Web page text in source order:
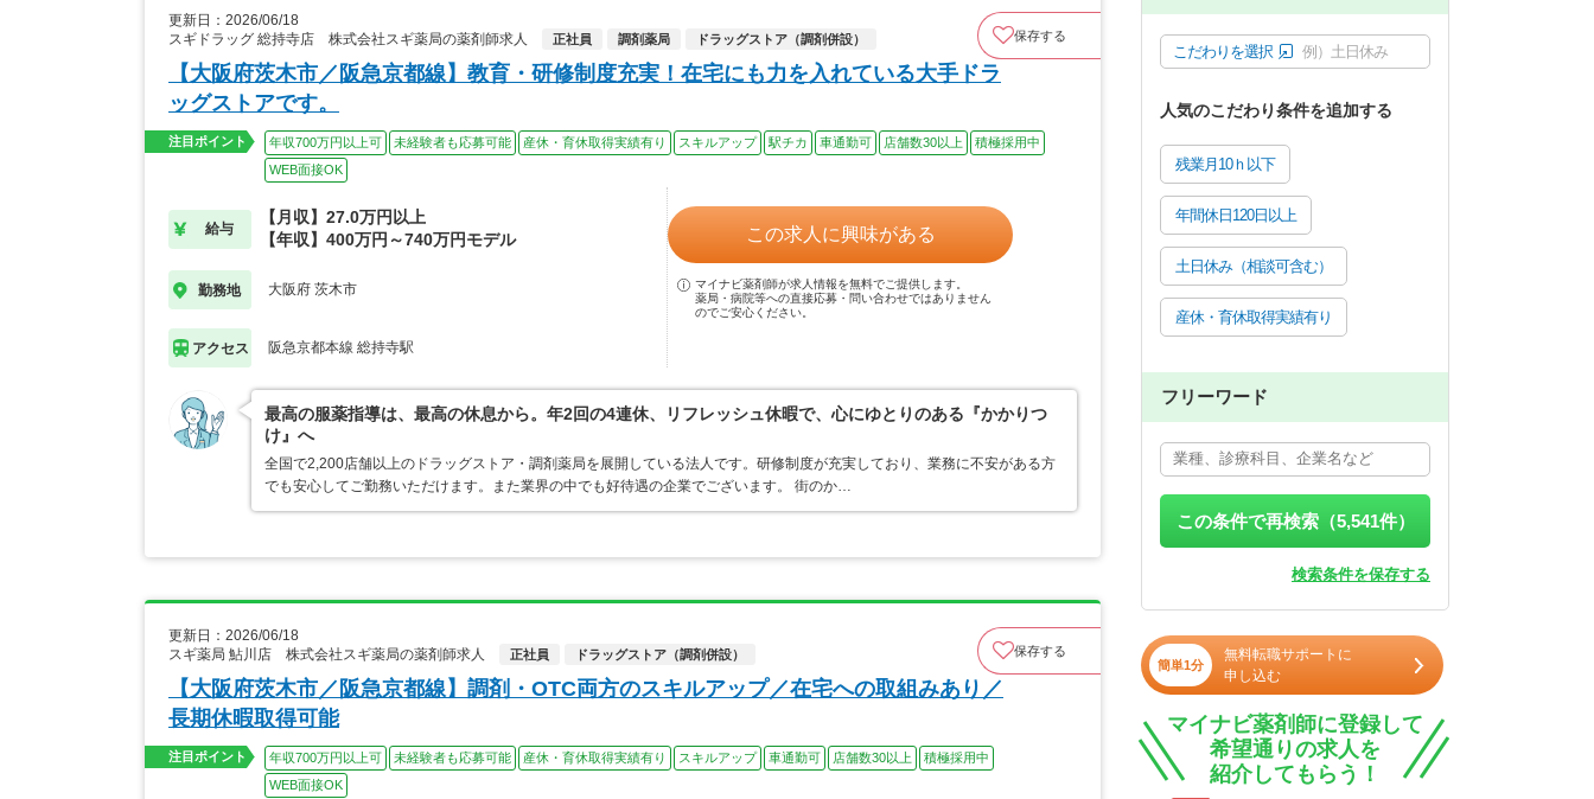
更新日：2026/06/18
スギドラッグ 総持寺店 株式会社スギ薬局の薬剤師求人
正社員 調剤薬局 ドラッグストア（調剤併設） 保存する
【大阪府茨木市／阪急京都線】教育・研修制度充実！在宅にも力を入れている大手ドラ
ッグストアです。
注目ポイント 年収700万円以上可 未経験者も応募可能 産休・育休取得実績有り スキルアップ 駅チカ 車通勤可 店舗数30以上
積極採用中
WEB面接OK
給与
【月収】27.0万円以上
【年収】400万円～740万円モデル
勤務地 大阪府 茨木市
アクセス 阪急京都本線 総持寺駅
この求人に興味がある
マイナビ薬剤師が求人情報を無料でご提供します。
薬局・病院等への直接応募・問い合わせではありません
のでご安心ください。
最高の服薬指導は、最高の休息から。年2回の4連休、リフレッシュ休暇で、心にゆとりのある『かかりつ
け』へ
全国で2,200店舗以上のドラッグストア・調剤薬局を展開している法人です。研修制度が充実しており、業務に不安がある方
でも安心してご勤務いただけます。また業界の中でも好待遇の企業でございます。 街のか…
更新日：2026/06/18
スギ薬局 鮎川店 株式会社スギ薬局の薬剤師求人
正社員 ドラッグストア（調剤併設） 保存する
【大阪府茨木市／阪急京都線】調剤・OTC両方のスキルアップ／在宅への取組みあり／
長期休暇取得可能
注目ポイント 年収700万円以上可 未経験者も応募可能 産休・育休取得実績有り スキルアップ 車通勤可 店舗数30以上
積極採用中
WEB面接OK
こだわりを選択 例）土日休み
人気のこだわり条件を追加する
残業月10ｈ以下
年間休日120日以上
土日休み（相談可含む）
産休・育休取得実績有り
フリーワード
この条件で再検索（5,541件）
検索条件を保存する
簡単1分
無料転職サポートに
申し込む
マイナビ薬剤師に登録して
希望通りの求人を
紹介してもらう！